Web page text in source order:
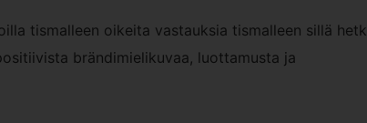
tismalleen oikeita vastauksia tismalleen sillä
brändimielikuvaa, luottamusta ja